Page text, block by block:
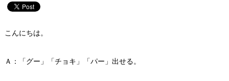
こんにちは。
Ａ：「グー」「チョキ」「パー」出せる。